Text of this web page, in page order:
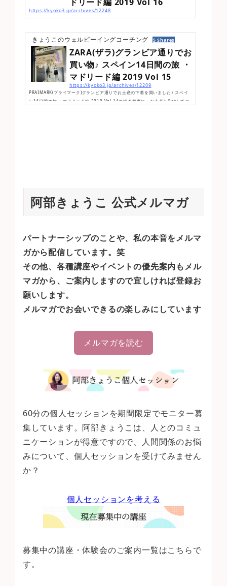
https://kyoko3.jp/archives/12248
ZARA(ザラ)グランビア通りでお買い物♪ スペイン14日間の旅 ・マドリード編 20
る事に♪行く当てもなく、ファーマシア(薬局)でトローチを買ったので、おススメ
のお店をお友達が聞いてくれました地元の人が教えてくれたんだから美味しいに
決まってる！！と思い、テクテク歩くと…お店の外観La Barraca(ラバ ラッカ)が
見えてきました♪こちらが入り口♪予約してから行きましょう！！私達は、予約な
しで飛び込みで来ました後で調べたら、ここはガイドブックにも載って...
きょうこのウェルビーイングコーチング 5 Shares
ZARA(ザラ)グランビア通りでお
買い物♪ スペイン14日間の旅 ・
マドリード編 2019 Vol 15
https://kyoko3.jp/archives/12209
PRAIMARK(プライマーク)グランビア通りでお土産の下着を買いました♪ スペイ
ン14日間の旅 ・マドリード編 2019 Vol 14の続き無事に、お土産もGetしてご
阿部きょうこ 公式メルマガ
パートナーシップのことや、私の本音をメルマ
ガから配信しています。笑
その他、各種講座やイベントの優先案内もメル
マガから、ご案内しますので宜しければ登録お
願いします。
メルマガでお会いできるの楽しみにしています
メルマガを読む
60分の個人セッションを期間限定でモニター募
集しています。阿部きょうこは、人とのコミュ
ニケーションが得意ですので、人間関係のお悩
みについて、個人セッションを受けてみません
か？
個人セッションを考える
募集中の講座・体験会のご案内一覧はこちらで
す。